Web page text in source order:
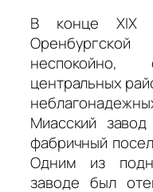
В конце
центральных
Миасский
фабричный
Одним из
заводе был